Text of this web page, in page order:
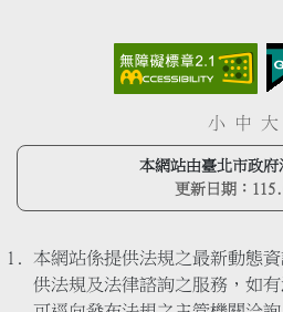
小 中 大
本網站由臺北市政府
更新日期：
本網站係提供法規之最新動態
供法規及法律諮詢之服務，如